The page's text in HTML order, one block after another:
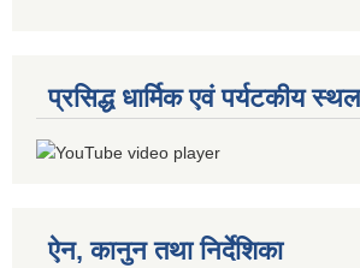
प्रसिद्ध धार्मिक एवं पर्यटकीय
ऐन, कानुन तथा निर्देशिका